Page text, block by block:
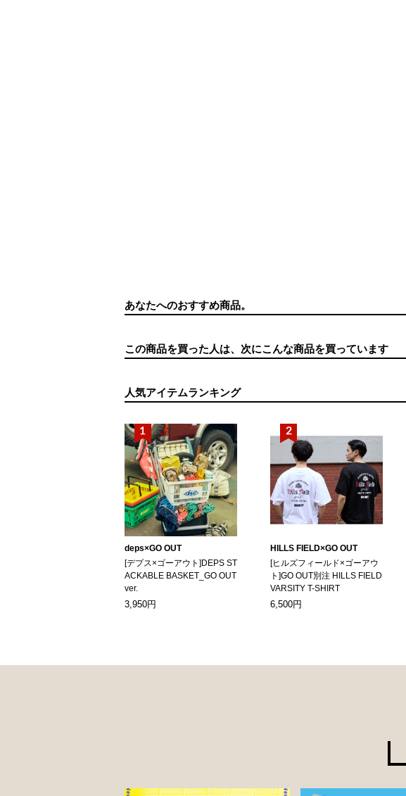
あなたへのおすすめ商品。
この商品を買った人は、次にこんな商品を買っています
人気アイテムランキング
deps×GO OUT
[デプス×ゴーアウト]DEPS ST
ACKABLE BASKET_GO OUT
ver.
3,950円
HILLS FIELD×GO OUT
[ヒルズフィールド×ゴーアウ
ト]GO OUT別注 HILLS FIELD
VARSITY T-SHIRT
6,500円